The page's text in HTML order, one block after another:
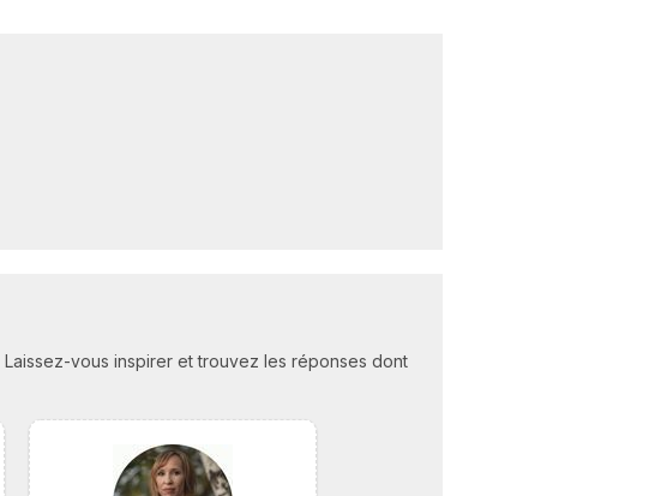
vous inspirer et trouvez les réponses dont